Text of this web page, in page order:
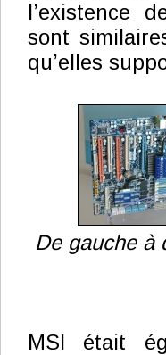
l’existence
sont
qu’elles
De gauche à
MSI était